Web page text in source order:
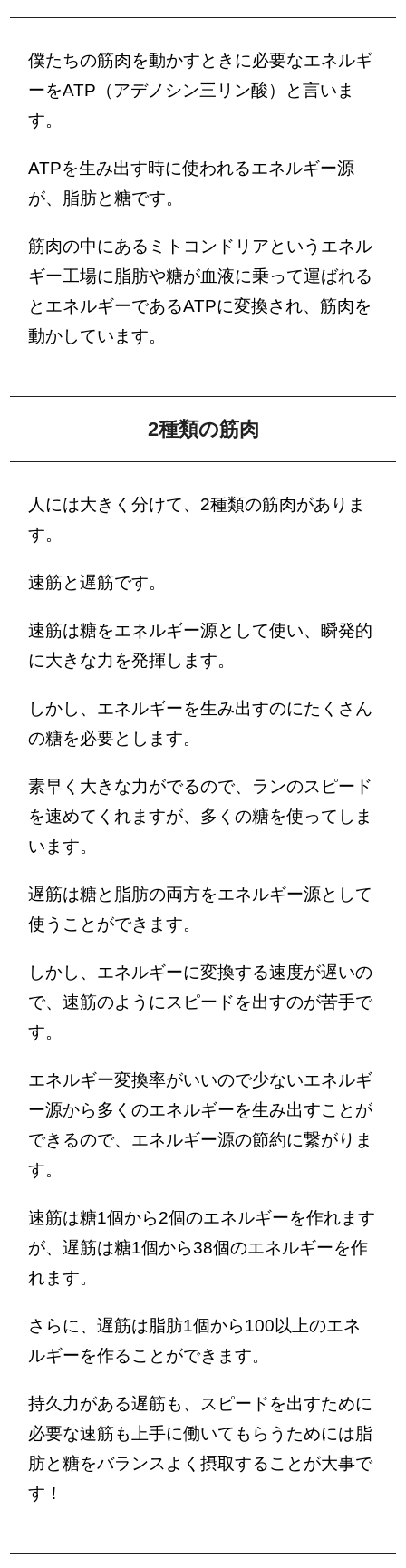
僕たちの筋肉を動かすときに必要なエネルギ
ーをATP（アデノシン三リン酸）と言いま
す。
ATPを生み出す時に使われるエネルギー源
が、脂肪と糖です。
筋肉の中にあるミトコンドリアというエネル
ギー工場に脂肪や糖が血液に乗って運ばれる
とエネルギーであるATPに変換され、筋肉を
動かしています。
2種類の筋肉
人には大きく分けて、2種類の筋肉がありま
す。
速筋と遅筋です。
速筋は糖をエネルギー源として使い、瞬発的
に大きな力を発揮します。
しかし、エネルギーを生み出すのにたくさん
の糖を必要とします。
素早く大きな力がでるので、ランのスピード
を速めてくれますが、多くの糖を使ってしま
います。
遅筋は糖と脂肪の両方をエネルギー源として
使うことができます。
しかし、エネルギーに変換する速度が遅いの
で、速筋のようにスピードを出すのが苦手で
す。
エネルギー変換率がいいので少ないエネルギ
ー源から多くのエネルギーを生み出すことが
できるので、エネルギー源の節約に繋がりま
す。
速筋は糖1個から2個のエネルギーを作れます
が、遅筋は糖1個から38個のエネルギーを作
れます。
さらに、遅筋は脂肪1個から100以上のエネ
ルギーを作ることができます。
持久力がある遅筋も、スピードを出すために
必要な速筋も上手に働いてもらうためには脂
肪と糖をバランスよく摂取することが大事で
す！